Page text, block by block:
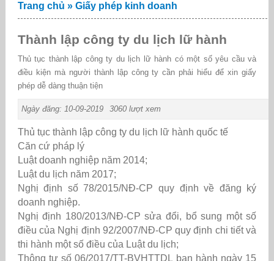
Thành lập công ty du lịch lữ hành
Thủ tục thành lập công ty du lịch lữ hành có một số yêu cầu và
điều kiện mà người thành lập công ty cần phải hiểu để xin giấy
phép dễ dàng thuận tiện
Ngày đăng: 10-09-2019 3060 lượt xem
Thủ tục thành lập công ty du lịch lữ hành quốc tế
Căn cứ pháp lý
Luật doanh nghiệp năm 2014;
Luật du lịch năm 2017;
Nghị định số 78/2015/NĐ-CP quy định về đăng ký
doanh nghiệp.
Nghị định 180/2013/NĐ-CP sửa đổi, bổ sung một số
điều của Nghị định 92/2007/NĐ-CP quy định chi tiết và
thi hành một số điều của Luật du lịch;
Thông tư số 06/2017/TT-BVHTTDL ban hành ngày 15
Trang chủ » Giấy phép kinh doanh